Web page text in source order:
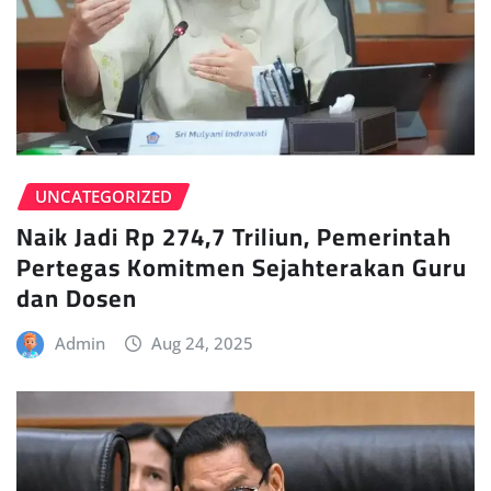
UNCATEGORIZED
Naik Jadi Rp 274,7 Triliun, Pemerintah
Pertegas Komitmen Sejahterakan Guru
dan Dosen
Admin Aug 24, 2025